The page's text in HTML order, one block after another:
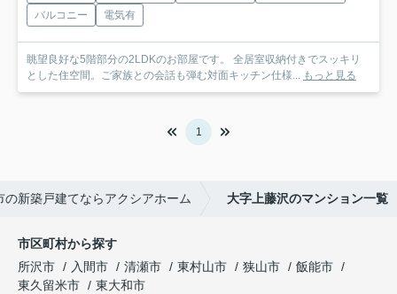
バルコニー
電気有
眺望良好な5階部分の2LDKのお部屋です。 全居室収納付きでスッキリ
とした住空間。ご家族との会話も弾む対面キッチン仕様... もっと見る
1
の新築戸建てならアクシアホーム 大字上藤沢のマンション一覧
市区町村から探す
所沢市
入間市 清瀬市 東村山市 狭山市
飯能市
東久留米市
東大和市